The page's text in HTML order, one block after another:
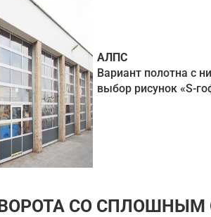
АЛПС
Вариант полотна с
выбор рисунок «S-
СО СПЛОШНЫМ